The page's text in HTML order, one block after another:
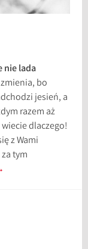
nie lada
bo
jesień, a
razem aż
dlaczego!
z Wami
tym